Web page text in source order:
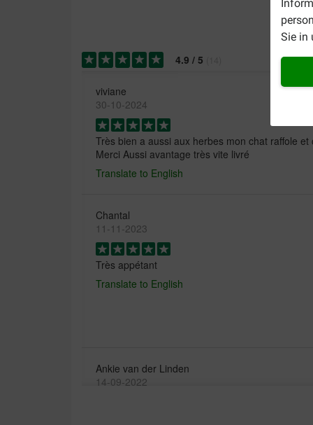
Sie in
4.9 / 5
viviane
30-10-2024
Très bien a aussi aux herbes mon chat raffole
Merci Aussi avantage très vite livré
Translate to English
Chantal
11-11-2023
Très appétant
Translate to English
Ankie van der Linden
14-09-2022